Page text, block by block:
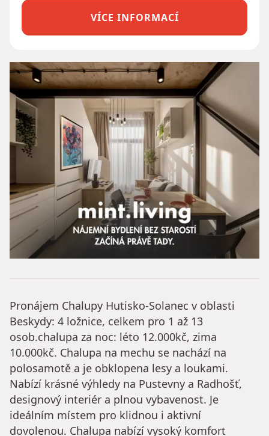
VÍCE INFORMACÍ
Pronájem Chalupy Hutisko-Solanec v oblasti
Beskydy: 4 ložnice, celkem pro 1 až 13
osob.chalupa za noc: léto 12.000kč, zima
10.000kč. Chalupa na mechu se nachází na
polosamotě a je obklopena lesy a loukami.
Nabízí krásné výhledy na Pustevny a Radhošť,
designový interiér a plnou vybavenost. Je
ideálním místem pro klidnou i aktivní
dovolenou. Chalupa nabízí vysoký komfort